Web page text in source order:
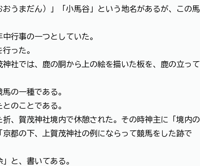
うまだん）」「小馬谷」という地名があるが、この馬
行事の一つとしていた。
った。
社では、鹿の胴から上の絵を描いた板を、鹿の立って
の一種である。
のことである。
、賀茂神社境内で休憩された。その時神主に「境内の
都の下、上賀茂神社の例にならって競馬をした跡で
と、書いてある。